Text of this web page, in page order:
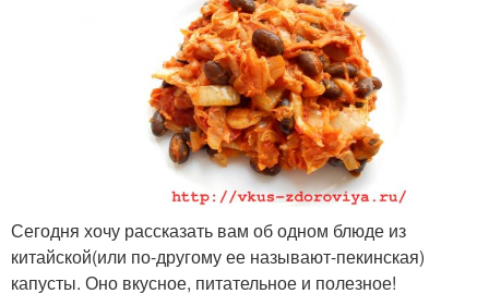
Сегодня хочу рассказать вам об одном блюде из
китайской(или по-другому ее называют-пекинская)
капусты. Оно вкусное, питательное и полезное!